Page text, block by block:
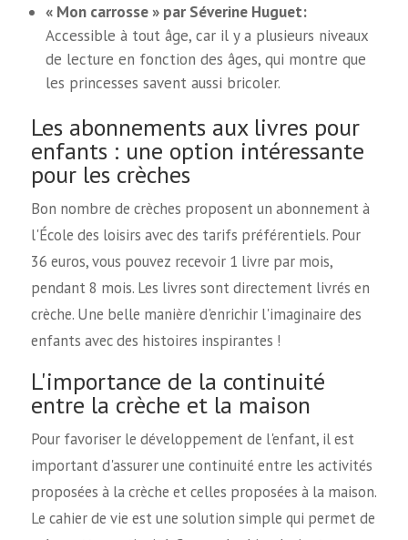
« Mon carrosse » par Séverine Huguet:
Accessible à tout âge, car il y a plusieurs niveaux
de lecture en fonction des âges, qui montre que
les princesses savent aussi bricoler.
Les abonnements aux livres pour
enfants : une option intéressante
pour les crèches
Bon nombre de crèches proposent un abonnement à
l'École des loisirs avec des tarifs préférentiels. Pour
36 euros, vous pouvez recevoir 1 livre par mois,
pendant 8 mois. Les livres sont directement livrés en
crèche. Une belle manière d'enrichir l'imaginaire des
enfants avec des histoires inspirantes !
L'importance de la continuité
entre la crèche et la maison
Pour favoriser le développement de l'enfant, il est
important d'assurer une continuité entre les activités
proposées à la crèche et celles proposées à la maison.
Le cahier de vie est une solution simple qui permet de